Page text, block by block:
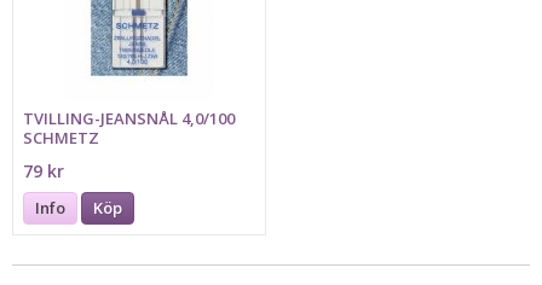
TVILLING-JEANSNÅL 4,0/100
SCHMETZ
79 kr
Info Köp